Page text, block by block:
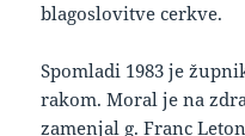
blagoslovitve cerkve.
Spomladi 1983 je
rakom. Moral je na
zamenjal g. Franc